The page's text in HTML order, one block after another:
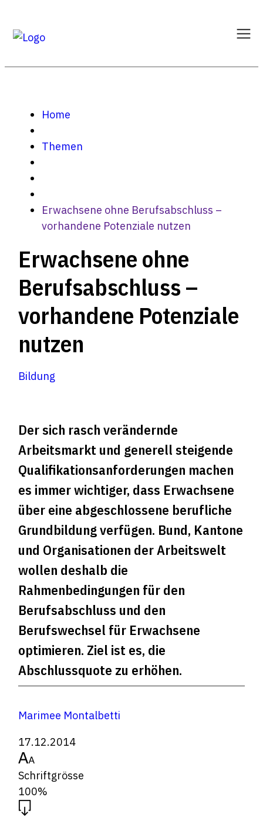
Home
Themen
Erwachsene ohne Berufsabschluss –
vorhandene Potenziale nutzen
Erwachsene ohne
Berufsabschluss –
vorhandene Potenziale
nutzen
Bildung
Der sich rasch verändernde
Arbeitsmarkt und generell steigende
Qualifikationsanforderungen machen
es immer wichtiger, dass Erwachsene
über eine abgeschlossene berufliche
Grundbildung verfügen. Bund, Kantone
und Organisationen der Arbeitswelt
wollen deshalb die
Rahmenbedingungen für den
Berufsabschluss und den
Berufswechsel für Erwachsene
optimieren. Ziel ist es, die
Abschlussquote zu erhöhen.
Marimee Montalbetti
17.12.2014
Schriftgrösse
100%